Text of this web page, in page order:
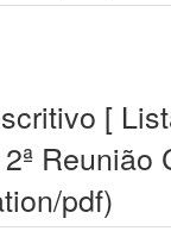
[
Reunião
pdf)